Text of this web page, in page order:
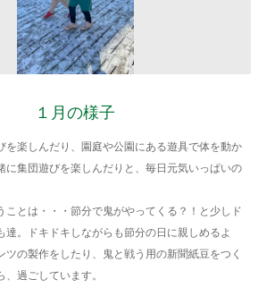
１月の様子
を楽しんだり、園庭や公園にある遊具で体を動か
に集団遊びを楽しんだりと、毎日元気いっぱいの
ことは・・・節分で鬼がやってくる？！と少しド
達。ドキドキしながらも節分の日に親しめるよ
ツの製作をしたり、鬼と戦う用の新聞紙豆をつく
、過ごしています。